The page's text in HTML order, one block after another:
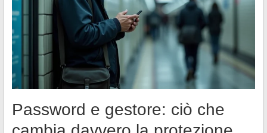
Password e gestore: ciò che